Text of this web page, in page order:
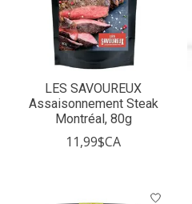
LES SAVOUREUX
Assaisonnement Steak
Montréal, 80g
11,99$CA